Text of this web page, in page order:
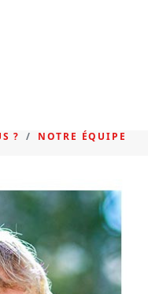
?
NOTRE ÉQUIPE